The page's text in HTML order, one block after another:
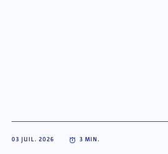
03 JUIL. 2026 3 MIN.